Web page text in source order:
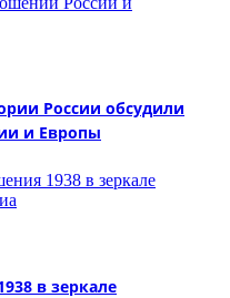
России обсудили
и Европы
в зеркале